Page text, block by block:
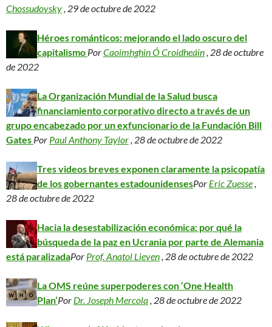
Chossudovsky, 29 de octubre de 2022
Héroes románticos: mejorando el lado oscuro del
capitalismo PorCaoimhghin Ó Croidheáin, 28 de octubre
de 2022
La Organización Mundial de la Salud busca
financiamiento corporativo directo a través de un
grupo encabezado por un exfuncionario de la Fundación Bill
Gates Por Paul Anthony Taylor, 28 de octubre de 2022
Tres videos breves exponen claramente la psicopatía
de los gobernantes estadounidensesPor Eric Zuesse,
28 de octubre de 2022
Hacia la desestabilización económica: por qué la
búsqueda de la paz en Ucrania por parte de Alemania
está paralizadaPor Prof. Anatol Lieven, 28 de octubre de 2022
La OMS reúne superpoderes con ‘One Health
Plan’Por Dr. Joseph Mercola, 28 de octubre de 2022